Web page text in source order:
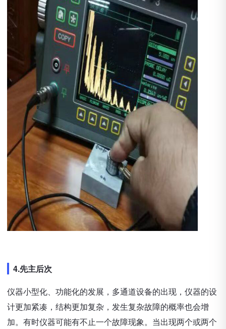
4.先主后次
仪器小型化、功能化的发展，多通道设备的出现，仪器的设
计更加紧凑，结构更加复杂，发生复杂故障的概率也会增
加。有时仪器可能有不止一个故障现象。当出现两个或两个